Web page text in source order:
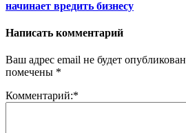
начинает вредить бизнесу
Написать комментарий
Ваш адрес email не будет
помечены *
Комментарий:*